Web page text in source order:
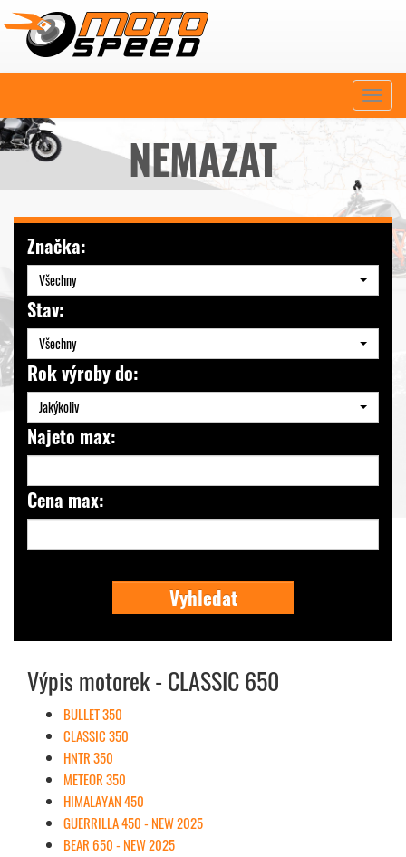
NEMAZAT
Značka:
Všechny
Stav:
Všechny
Rok výroby do:
Jakýkoliv
Najeto max:
Cena max:
Vyhledat
Výpis motorek - CLASSIC 650
BULLET 350
CLASSIC 350
HNTR 350
METEOR 350
HIMALAYAN 450
GUERRILLA 450 - NEW 2025
BEAR 650 - NEW 2025